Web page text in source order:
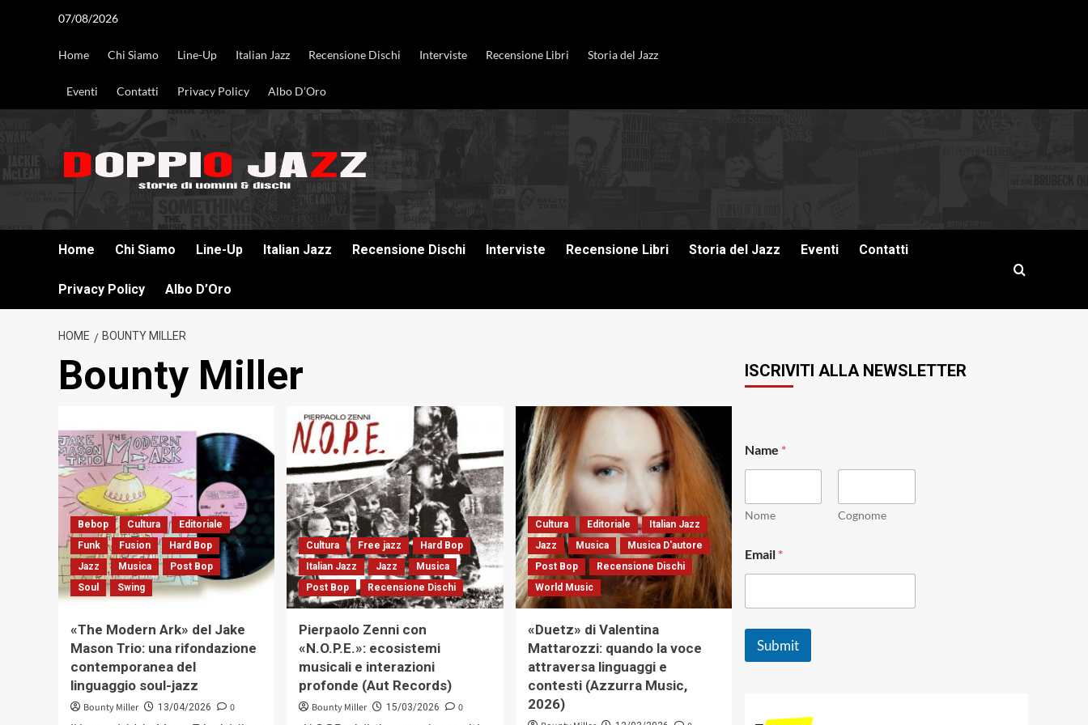
07/08/2026
Home Chi Siamo Line-Up Italian Jazz Recensione Dischi Interviste Recensione Libri Storia del Jazz
Eventi Contatti Privacy Policy Albo D’Oro
Home Chi Siamo Line-Up Italian Jazz Recensione Dischi Interviste Recensione Libri Storia del Jazz Eventi Contatti
Privacy Policy Albo D’Oro
HOME BOUNTY MILLER
Bounty Miller
Bebop Cultura
Editoriale
Funk
Fusion
Hard Bop
Jazz
Musica
Post Bop
Soul
Swing
«The Modern Ark» del Jake
Mason Trio: una rifondazione
contemporanea del
linguaggio soul-jazz
Bounty Miller 13/04/2026
0
Cultura Free jazz
Hard Bop
Italian Jazz
Jazz
Musica
Post Bop
Recensione Dischi
Pierpaolo Zenni con
«N.O.P.E.»: ecosistemi
musicali e interazioni
profonde (Aut Records)
Bounty Miller 15/03/2026
0
Cultura Editoriale
Italian Jazz
Jazz
Musica
Musica D'autore
Post Bop
Recensione Dischi
World Music
«Duetz» di Valentina
Mattarozzi: quando la voce
attraversa linguaggi e
contesti (Azzurra Music,
2026)
ISCRIVITI ALLA NEWSLETTER
E
m
i
l
m
e
Name *
Nome Cognome
Email *
Submit